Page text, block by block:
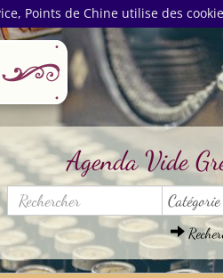
Points de Chine utilise des
Agenda Vide